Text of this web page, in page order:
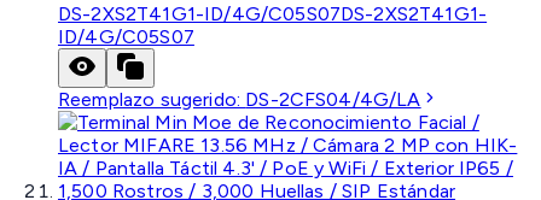
DS-2XS2T41G1-ID/4G/C05S07DS-2XS2T41G1-
ID/4G/C05S07
Reemplazo sugerido: DS-2CFS04/4G/LA